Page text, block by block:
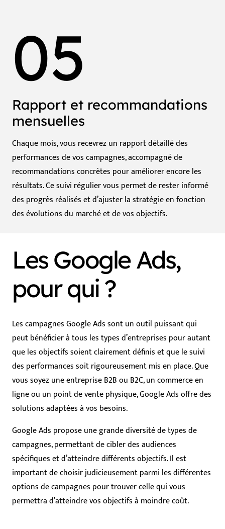
05
Rapport et recommandations
mensuelles
Chaque mois, vous recevrez un rapport détaillé des
performances de vos campagnes, accompagné de
recommandations concrètes pour améliorer encore les
résultats. Ce suivi régulier vous permet de rester informé
des progrès réalisés et d’ajuster la stratégie en fonction
des évolutions du marché et de vos objectifs.
Les Google Ads,
pour qui ?
Les campagnes Google Ads sont un outil puissant qui
peut bénéficier à tous les types d’entreprises pour autant
que les objectifs soient clairement définis et que le suivi
des performances soit rigoureusement mis en place. Que
vous soyez une entreprise B2B ou B2C, un commerce en
ligne ou un point de vente physique, Google Ads offre des
solutions adaptées à vos besoins.
Google Ads propose une grande diversité de types de
campagnes, permettant de cibler des audiences
spécifiques et d’atteindre différents objectifs. Il est
important de choisir judicieusement parmi les différentes
options de campagnes pour trouver celle qui vous
permettra d’atteindre vos objectifs à moindre coût.